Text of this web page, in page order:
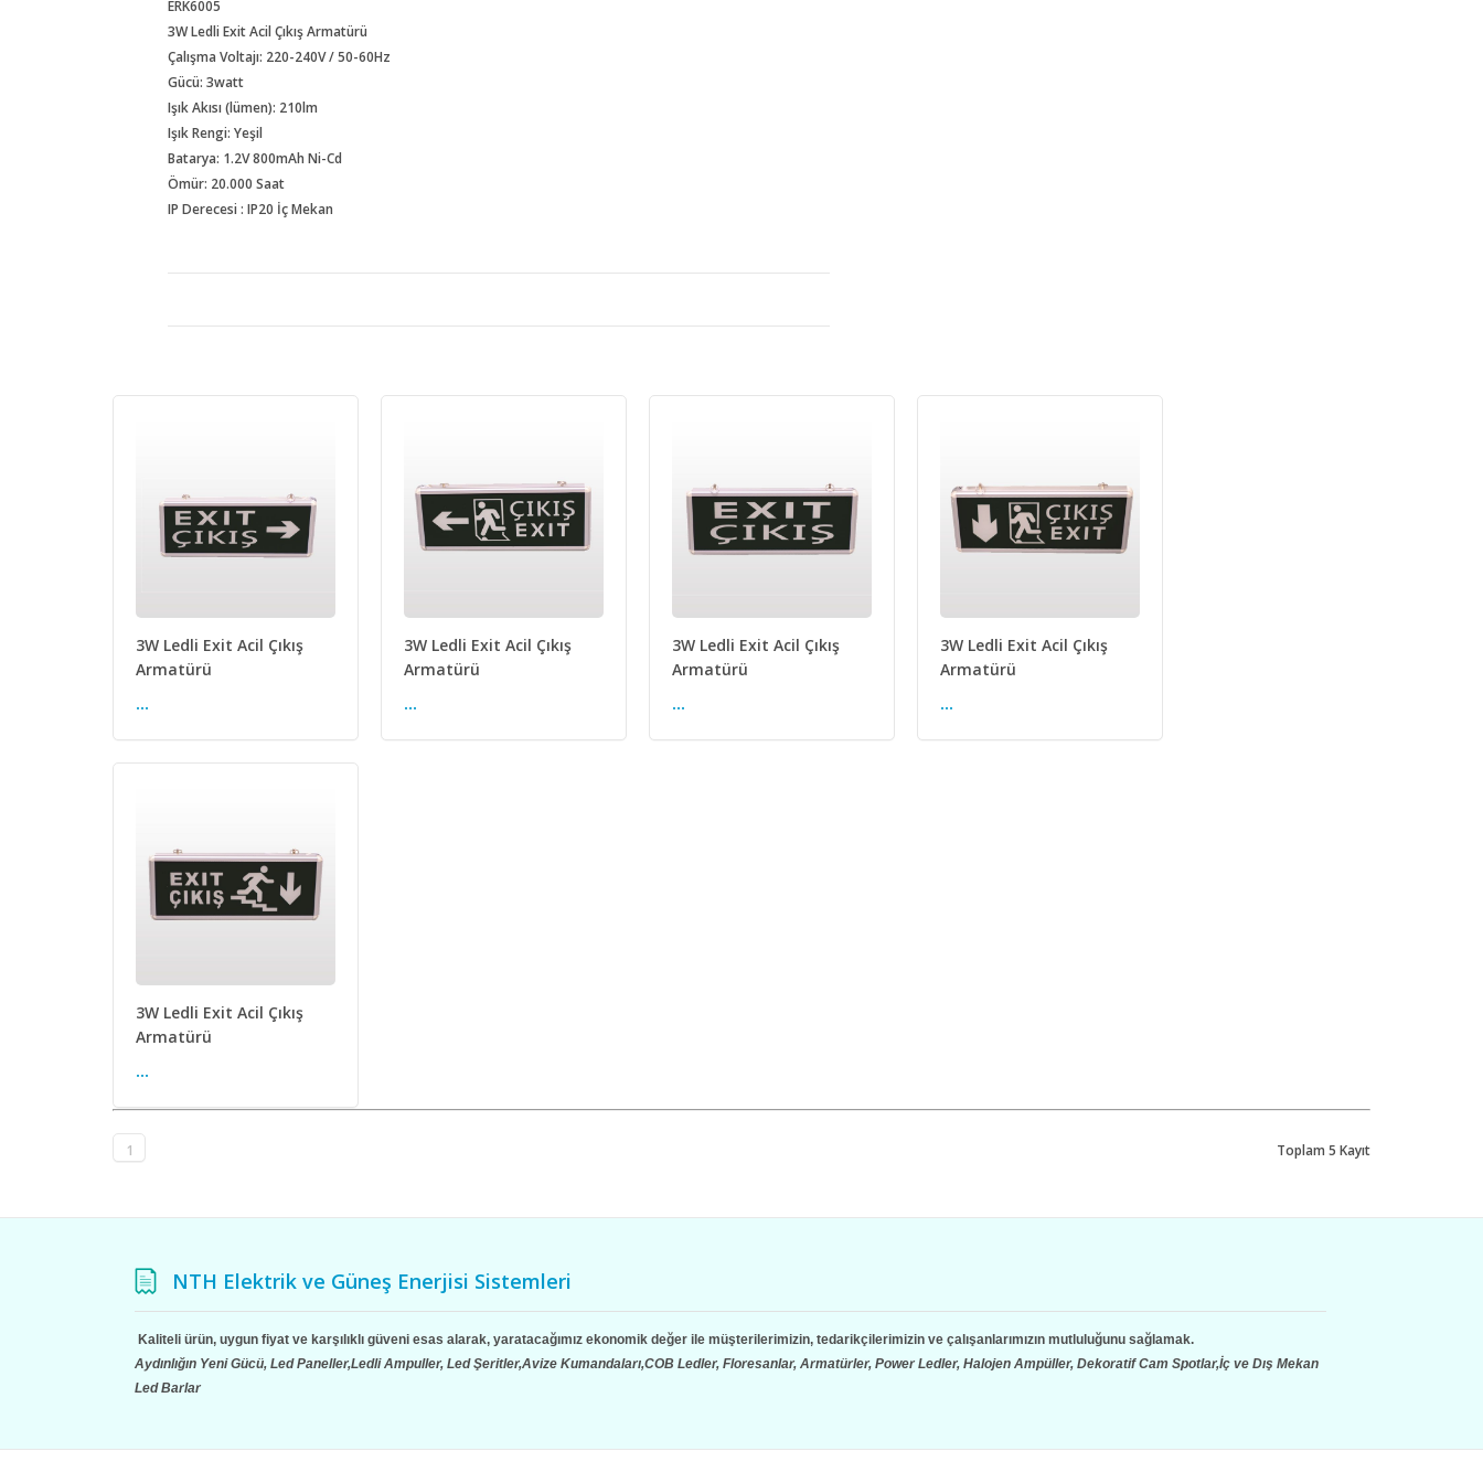
ERK6005
3W Ledli Exit Acil Çıkış Armatürü
Çalışma Voltajı: 220-240V / 50-60Hz
Gücü: 3watt
Işık Akısı (lümen): 210lm
Işık Rengi: Yeşil
Batarya: 1.2V 800mAh Ni-Cd
Ömür: 20.000 Saat
IP Derecesi : IP20 İç Mekan
3W Ledli Exit Acil Çıkış
Armatürü
...
3W Ledli Exit Acil Çıkış
Armatürü
...
3W Ledli Exit Acil Çıkış
Armatürü
...
3W Ledli Exit Acil Çıkış
Armatürü
...
3W Ledli Exit Acil Çıkış
Armatürü
...
1 Toplam 5 Kayıt
NTH Elektrik ve Güneş Enerjisi Sistemleri
Kaliteli ürün, uygun fiyat ve karşılıklı güveni esas alarak, yaratacağımız ekonomik değer ile müşterilerimizin, tedarikçilerimizin ve çalışanlarımızın mutluluğunu sağlamak.
Aydınlığın Yeni Gücü, Led Paneller,Ledli Ampuller, Led Şeritler,Avize Kumandaları,COB Ledler, Floresanlar, Armatürler, Power Ledler, Halojen Ampüller, Dekoratif Cam Spotlar,İç ve Dış Mekan
Led Barlar